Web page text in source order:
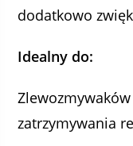
dodatkowo
Idealny do:
zatrzymywania